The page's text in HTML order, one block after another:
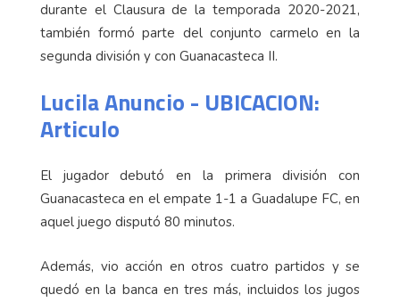
durante el Clausura de la temporada 2020-2021,
también formó parte del conjunto carmelo en la
segunda división y con Guanacasteca II.
Lucila Anuncio - UBICACION:
Articulo
El jugador debutó en la primera división con
Guanacasteca en el empate 1-1 a Guadalupe FC, en
aquel juego disputó 80 minutos.
Además, vio acción en otros cuatro partidos y se
quedó en la banca en tres más, incluidos los jugos